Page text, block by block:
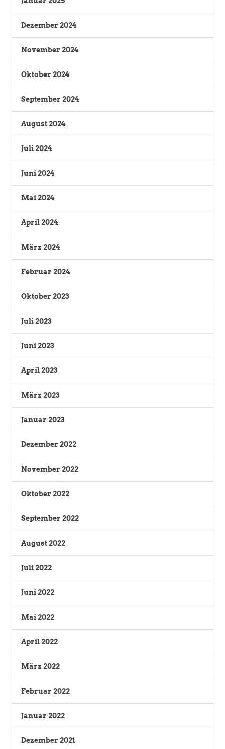
Dezember 2024
November 2024
Oktober 2024
September 2024
August 2024
Juli 2024
Juni 2024
Mai 2024
April 2024
März 2024
Februar 2024
Oktober 2023
Juli 2023
Juni 2023
April 2023
März 2023
Januar 2023
Dezember 2022
November 2022
Oktober 2022
September 2022
August 2022
Juli 2022
Juni 2022
Mai 2022
April 2022
März 2022
Februar 2022
Januar 2022
Dezember 2021